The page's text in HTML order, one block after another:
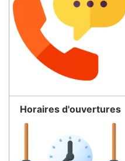
Horaires d'ouvertures